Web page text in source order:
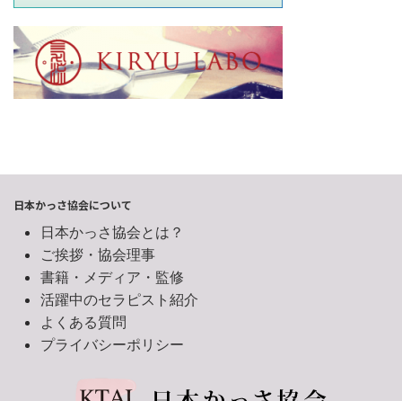
日本かっさ協会について
日本かっさ協会とは？
ご挨拶・協会理事
書籍・メディア・監修
活躍中のセラピスト紹介
よくある質問
プライバシーポリシー